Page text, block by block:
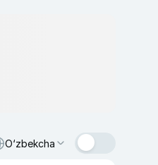
O‘zbekcha